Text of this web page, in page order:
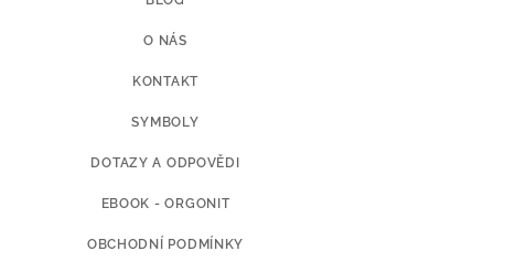
O NÁS
KONTAKT
SYMBOLY
DOTAZY A ODPOVĚDI
EBOOK - ORGONIT
OBCHODNÍ PODMÍNKY